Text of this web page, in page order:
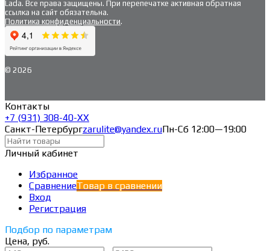
Lada. Все права защищены. При перепечатке активная обратная
ссылка на сайт обязательна.
Политика конфиденциальности.
© 2026
Контакты
+7 (931) 308-40-ХХ
Санкт-Петербургzarulite@yandex.ruПн-Сб 12:00—19:00
Личный кабинет
Избранное
СравнениеТовар в сравнении
Вход
Регистрация
Подбор по параметрам
Цена, руб.